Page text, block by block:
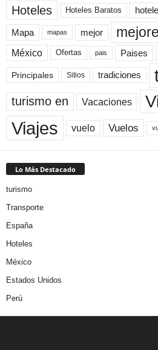
Hoteles Hoteles Baratos
Mapa mapas mejor
México Ofertas pais Paises
Principales Sitios tradiciones
turismo en Vacaciones
Viajes vuelo Vuelos
Lo Más Destacado
turismo
Transporte
España
Hoteles
México
Estados Unidos
Perú